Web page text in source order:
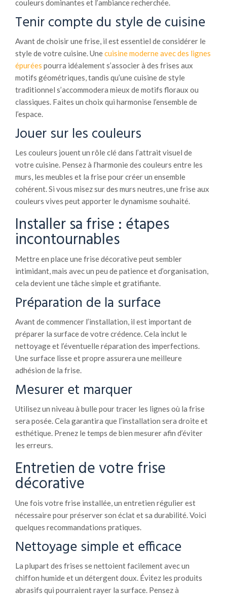
couleurs dominantes et l’ambiance recherchée.
Tenir compte du style de cuisine
Avant de choisir une frise, il est essentiel de considérer le
style de votre cuisine. Unecuisine moderne avec des lignes
épurées pourra idéalement s’associer à des frises aux
motifs géométriques, tandis qu’une cuisine de style
traditionnel s’accommodera mieux de motifs floraux ou
classiques. Faites un choix qui harmonise l’ensemble de
l’espace.
Jouer sur les couleurs
Les couleurs jouent un rôle clé dans l’attrait visuel de
votre cuisine. Pensez à l’harmonie des couleurs entre les
murs, les meubles et la frise pour créer un ensemble
cohérent. Si vous misez sur des murs neutres, une frise aux
couleurs vives peut apporter le dynamisme souhaité.
Installer sa frise : étapes
incontournables
Mettre en place une frise décorative peut sembler
intimidant, mais avec un peu de patience et d’organisation,
cela devient une tâche simple et gratifiante.
Préparation de la surface
Avant de commencer l’installation, il est important de
préparer la surface de votre crédence. Cela inclut le
nettoyage et l’éventuelle réparation des imperfections.
Une surface lisse et propre assurera une meilleure
adhésion de la frise.
Mesurer et marquer
Utilisez un niveau à bulle pour tracer les lignes où la frise
sera posée. Cela garantira que l’installation sera droite et
esthétique. Prenez le temps de bien mesurer afin d’éviter
les erreurs.
Entretien de votre frise
décorative
Une fois votre frise installée, un entretien régulier est
nécessaire pour préserver son éclat et sa durabilité. Voici
quelques recommandations pratiques.
Nettoyage simple et efficace
La plupart des frises se nettoient facilement avec un
chiffon humide et un détergent doux. Évitez les produits
abrasifs qui pourraient rayer la surface. Pensez à